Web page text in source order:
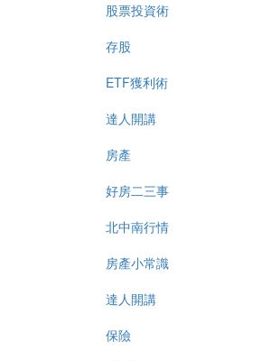
股票投資術
存股
ETF獲利術
達人開講
房產
好房二三事
北中南行情
房產小常識
達人開講
保險